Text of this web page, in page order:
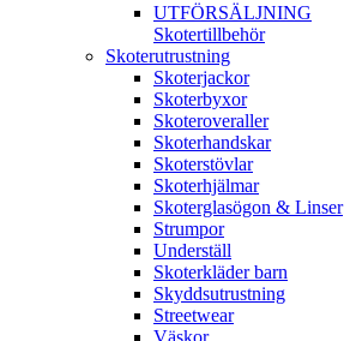
UTFÖRSÄLJNING
Skotertillbehör
Skoterutrustning
Skoterjackor
Skoterbyxor
Skoteroveraller
Skoterhandskar
Skoterstövlar
Skoterhjälmar
Skoterglasögon & Linser
Strumpor
Underställ
Skoterkläder barn
Skyddsutrustning
Streetwear
Väskor